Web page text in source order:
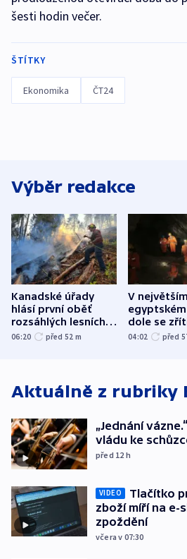
šesti hodin večer.
ŠTÍTKY
Ekonomika ČT24
Výběr redakce
Kanadské úřady
hlásí první oběť
rozsáhlých lesních
požárů
06:20 před 52 m
V největším
dole se
hornina,
04:02 před
Aktuálně z rubriky
„Jednání
vládu ke
před 12 h
VIDEO
Tlačítko
zboží míří na e-
zpoždění
včera v 07:30